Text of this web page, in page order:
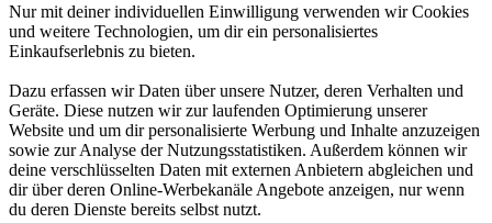
Nur mit deiner individuellen Einwilligung verwenden wir Cookies
und weitere Technologien, um dir ein personalisiertes
Einkaufserlebnis zu bieten.
Dazu erfassen wir Daten über unsere Nutzer, deren Verhalten und
Geräte. Diese nutzen wir zur laufenden Optimierung unserer
Website und um dir personalisierte Werbung und Inhalte anzuzeigen
sowie zur Analyse der Nutzungsstatistiken. Außerdem können wir
deine verschlüsselten Daten mit externen Anbietern abgleichen und
dir über deren Online-Werbekanäle Angebote anzeigen, nur wenn
du deren Dienste bereits selbst nutzt.